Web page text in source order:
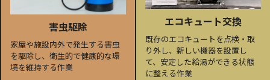
害虫駆除
家屋や施設内外で発生する害虫
を駆除し、衛生的で健康的な環
境を維持する作業
エコキュート交換
既存のエコキュートを点検・取
り外し、新しい機器を設置し
て、安定した給湯ができる状態
に整える作業